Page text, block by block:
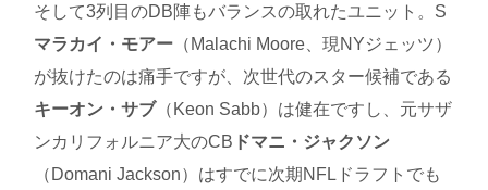
そして3列目のDB陣もバランスの取れたユニット。S
マラカイ・モアー （Malachi Moore、現NYジェッツ）
が抜けたのは痛手ですが、次世代のスター候補である
キーオン・サブ（Keon Sabb）は健在ですし、元サザ
ンカリフォルニア大のCB ドマニ・ジャクソン
（Domani Jackson）はすでに次期NFLドラフトでも